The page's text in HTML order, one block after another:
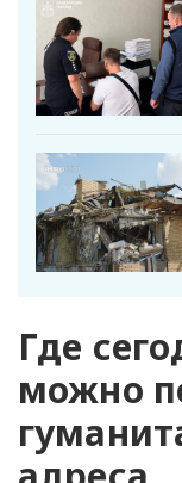
Где
можно